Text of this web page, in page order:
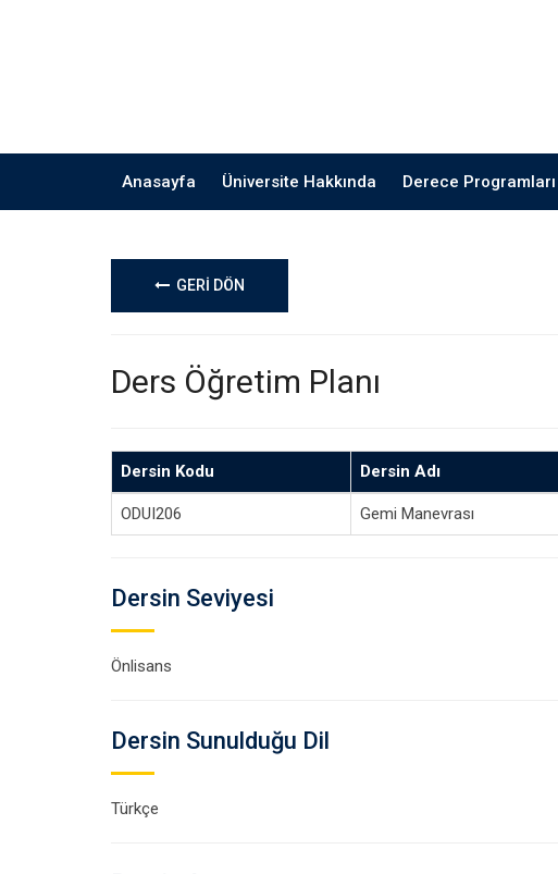
Anasayfa Üniversite Hakkında Derece Programları
GERİ DÖN
Ders Öğretim Planı
Dersin Kodu Dersin Adı
ODUI206 Gemi Manevrası
Dersin Seviyesi
Önlisans
Dersin Sunulduğu Dil
Türkçe